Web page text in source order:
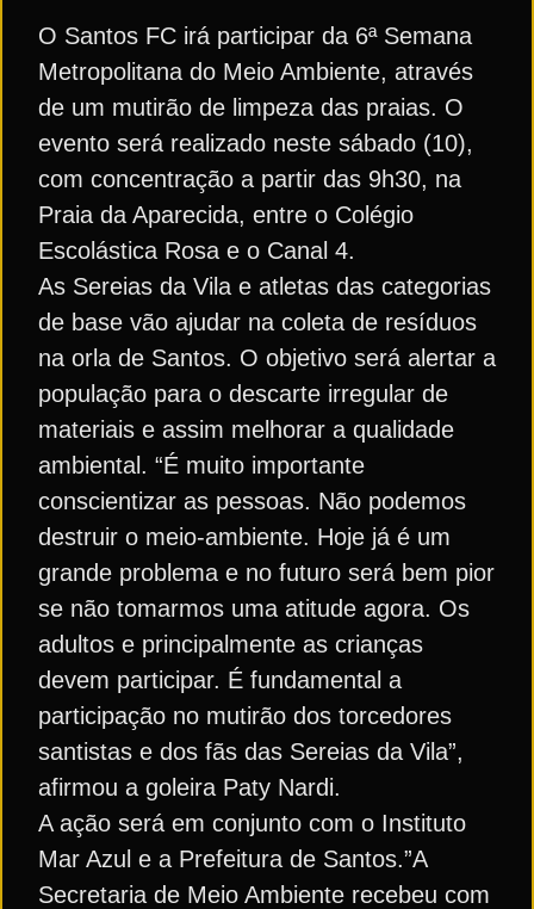
O Santos FC irá participar da 6ª Semana
Metropolitana do Meio Ambiente, através
de um mutirão de limpeza das praias. O
evento será realizado neste sábado (10),
com concentração a partir das 9h30, na
Praia da Aparecida, entre o Colégio
Escolástica Rosa e o Canal 4.
As Sereias da Vila e atletas das categorias
de base vão ajudar na coleta de resíduos
na orla de Santos. O objetivo será alertar a
população para o descarte irregular de
materiais e assim melhorar a qualidade
ambiental. “É muito importante
conscientizar as pessoas. Não podemos
destruir o meio-ambiente. Hoje já é um
grande problema e no futuro será bem pior
se não tomarmos uma atitude agora. Os
adultos e principalmente as crianças
devem participar. É fundamental a
participação no mutirão dos torcedores
santistas e dos fãs das Sereias da Vila”,
afirmou a goleira Paty Nardi.
A ação será em conjunto com o Instituto
Mar Azul e a Prefeitura de Santos.”A
Secretaria de Meio Ambiente recebeu com